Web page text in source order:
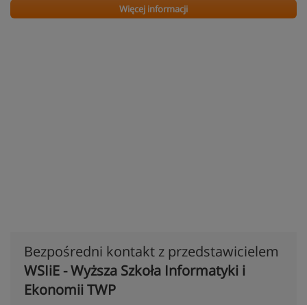
Więcej informacji
Bezpośredni kontakt z przedstawicielem
WSIiE - Wyższa Szkoła Informatyki i
Ekonomii TWP